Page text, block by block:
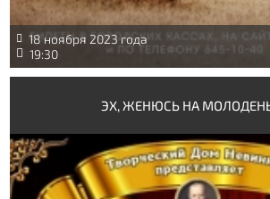
18 ноября 2023 года
19:30
ЭХ, ЖЕНЮСЬ НА